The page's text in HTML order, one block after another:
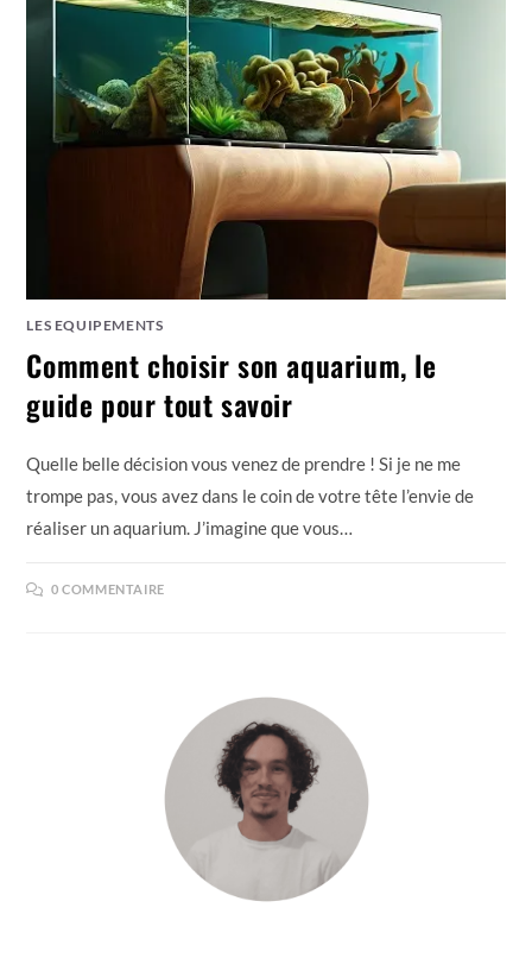
LES EQUIPEMENTS
Comment choisir son aquarium, le
guide pour tout savoir
Quelle belle décision vous venez de prendre ! Si je ne me
trompe pas, vous avez dans le coin de votre tête l’envie de
réaliser un aquarium. J’imagine que vous…
0 COMMENTAIRE